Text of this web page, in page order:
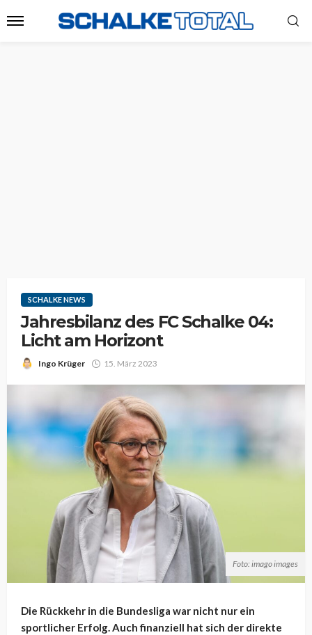
SCHALKE NEWS
Jahresbilanz des FC Schalke 04:
Licht am Horizont
Ingo Krüger 15. März 2023
Foto: imago images
Die Rückkehr in die Bundesliga war nicht nur ein
sportlicher Erfolg. Auch finanziell hat sich der direkte